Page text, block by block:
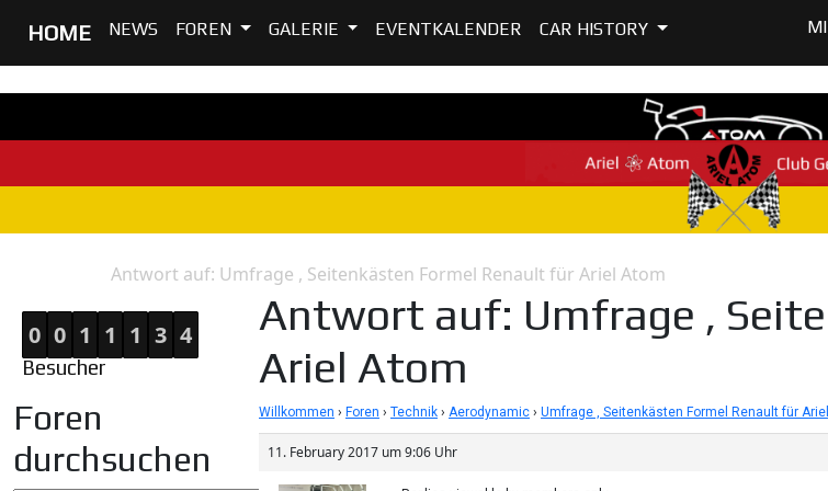
HOME NEWS FOREN GALERIE EVENTKALENDER CAR HISTORY
Antwort auf: Umfrage , Seitenkästen Formel Renault für Ariel Atom
0 0 1 1 1 3 4
Besucher
Foren
durchsuchen
Antwort auf: Umfrage ,
Ariel Atom
Willkommen › Foren › Technik › Aerodynamic › Umfrage , Seitenkästen Formel Renault für
11. February 2017 um 9:06 Uhr